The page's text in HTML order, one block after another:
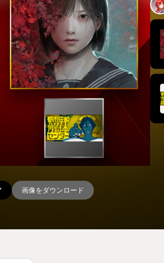
画像をダウンロード